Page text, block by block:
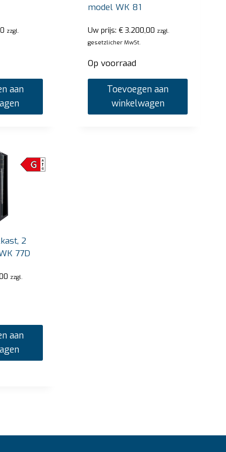
zzgl.
aan
model WK 81
Uw prijs:€ 3.200,00 zzgl.
gesetzlicher MwSt.
Op voorraad
Toevoegen aan
winkelwagen
2
77D
zzgl.
aan